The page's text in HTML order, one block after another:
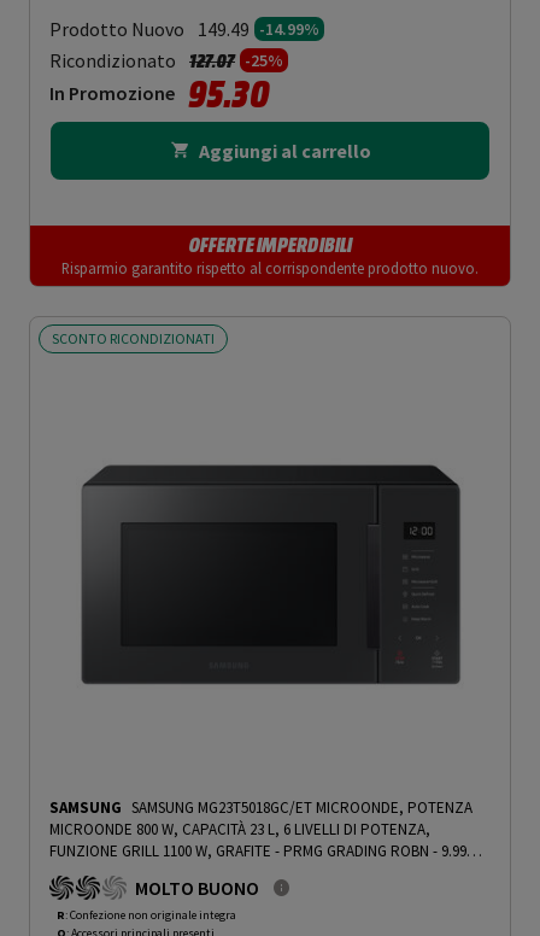
Prodotto Nuovo 149.49 -14.99%
Ricondizionato Prezzo ridotto da
127.07a-25%
In Promozione 95.30
Aggiungi al carrello
OFFERTE IMPERDIBILI
Risparmio garantito rispetto al corrispondente prodotto nuovo.
SCONTO RICONDIZIONATI
SAMSUNG SAMSUNG MG23T5018GC/ET MICROONDE, POTENZA
MICROONDE 800 W, CAPACITÀ 23 L, 6 LIVELLI DI POTENZA,
FUNZIONE GRILL 1100 W, GRAFITE - PRMG GRADING ROBN - 9.99% -
PRMG GRADING ROBN - 9.99%
MOLTO BUONO
R: Confezione non originale integra